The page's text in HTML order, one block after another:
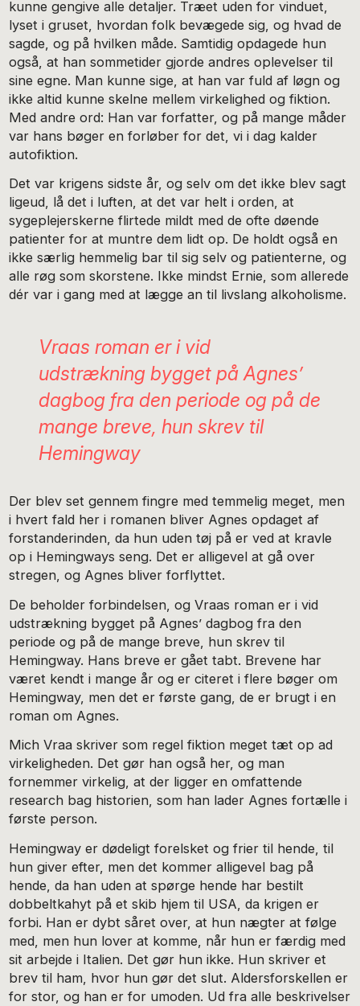
kunne gengive alle detaljer. Træet uden for vinduet,
lyset i gruset, hvordan folk bevægede sig, og hvad de
sagde, og på hvilken måde. Samtidig opdagede hun
også, at han sommetider gjorde andres oplevelser til
sine egne. Man kunne sige, at han var fuld af løgn og
ikke altid kunne skelne mellem virkelighed og fiktion.
Med andre ord: Han var forfatter, og på mange måder
var hans bøger en forløber for det, vi i dag kalder
autofiktion.
Det var krigens sidste år, og selv om det ikke blev sagt
ligeud, lå det i luften, at det var helt i orden, at
sygeplejerskerne flirtede mildt med de ofte døende
patienter for at muntre dem lidt op. De holdt også en
ikke særlig hemmelig bar til sig selv og patienterne, og
alle røg som skorstene. Ikke mindst Ernie, som allerede
dér var i gang med at lægge an til livslang alkoholisme.
Vraas roman er i vid
udstrækning bygget på Agnes’
dagbog fra den periode og på de
mange breve, hun skrev til
Hemingway
Der blev set gennem fingre med temmelig meget, men
i hvert fald her i romanen bliver Agnes opdaget af
forstanderinden, da hun uden tøj på er ved at kravle
op i Hemingways seng. Det er alligevel at gå over
stregen, og Agnes bliver forflyttet.
De beholder forbindelsen, og Vraas roman er i vid
udstrækning bygget på Agnes’ dagbog fra den
periode og på de mange breve, hun skrev til
Hemingway. Hans breve er gået tabt. Brevene har
været kendt i mange år og er citeret i flere bøger om
Hemingway, men det er første gang, de er brugt i en
roman om Agnes.
Mich Vraa skriver som regel fiktion meget tæt op ad
virkeligheden. Det gør han også her, og man
fornemmer virkelig, at der ligger en omfattende
research bag historien, som han lader Agnes fortælle i
første person.
Hemingway er dødeligt forelsket og frier til hende, til
hun giver efter, men det kommer alligevel bag på
hende, da han uden at spørge hende har bestilt
dobbeltkahyt på et skib hjem til USA, da krigen er
forbi. Han er dybt såret over, at hun nægter at følge
med, men hun lover at komme, når hun er færdig med
sit arbejde i Italien. Det gør hun ikke. Hun skriver et
brev til ham, hvor hun gør det slut. Aldersforskellen er
for stor, og han er for umoden. Ud fra alle beskrivelser